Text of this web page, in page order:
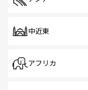
中近東
アフリカ